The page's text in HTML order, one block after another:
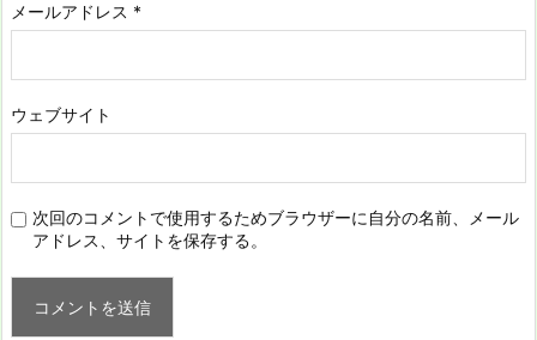
メールアドレス *
ウェブサイト
次回のコメントで使用するためブラウザーに自分の名前、メール
アドレス、サイトを保存する。